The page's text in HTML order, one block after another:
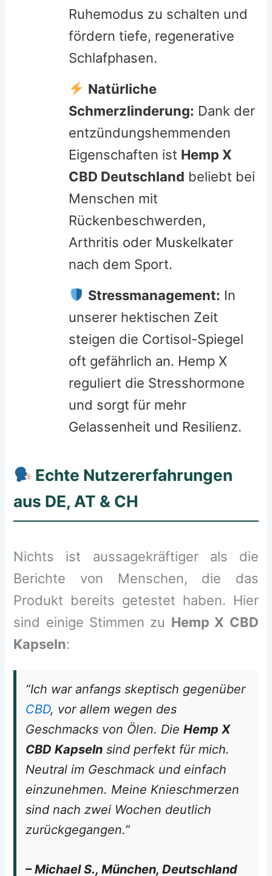
Ruhemodus zu schalten und
fördern tiefe, regenerative
Schlafphasen.
Natürliche
Schmerzlinderung: Dank der
entzündungshemmenden
Eigenschaften ist Hemp X
CBD Deutschland beliebt bei
Menschen mit
Rückenbeschwerden,
Arthritis oder Muskelkater
nach dem Sport.
Stressmanagement: In
unserer hektischen Zeit
steigen die Cortisol-Spiegel
oft gefährlich an. Hemp X
reguliert die Stresshormone
und sorgt für mehr
Gelassenheit und Resilienz.
Echte Nutzererfahrungen
aus DE, AT & CH
Nichts ist aussagekräftiger als die
Berichte von Menschen, die das
Produkt bereits getestet haben. Hier
sind einige Stimmen zu Hemp X CBD
Kapseln:
“Ich war anfangs skeptisch gegenüber
CBD, vor allem wegen des
Geschmacks von Ölen. DieHemp X
CBD Kapseln sind perfekt für mich.
Neutral im Geschmack und einfach
einzunehmen. Meine Knieschmerzen
sind nach zwei Wochen deutlich
zurückgegangen.”
– Michael S., München, Deutschland